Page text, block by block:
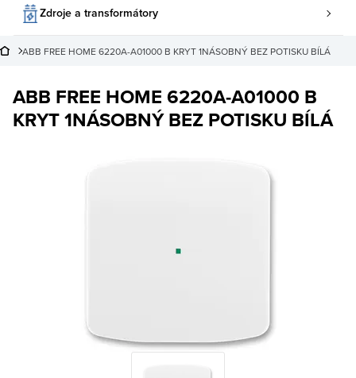
Zdroje a transformátory
ABB FREE HOME 6220A-A01000 B KRYT 1NÁSOBNÝ BEZ POTISKU BÍLÁ
ABB FREE HOME 6220A-A01000 B
KRYT 1NÁSOBNÝ BEZ POTISKU BÍLÁ